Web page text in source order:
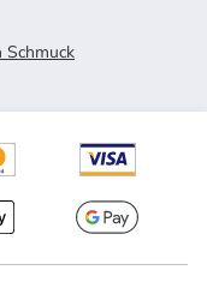
Schmuck